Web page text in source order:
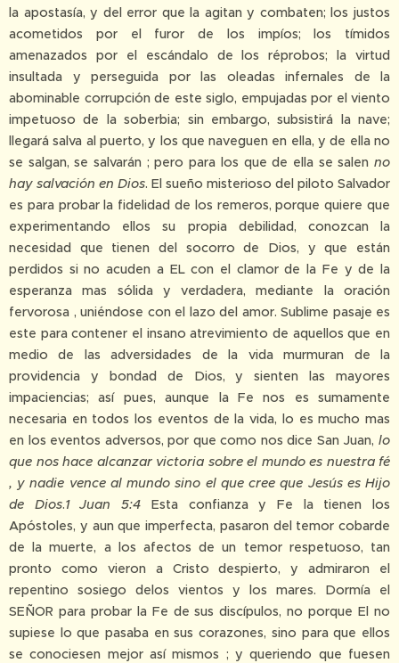
la apostasía, y del error que la agitan y combaten; los justos
acometidos por el furor de los impíos; los tímidos
amenazados por el escándalo de los réprobos; la virtud
insultada y perseguida por las oleadas infernales de la
abominable corrupción de este siglo, empujadas por el viento
impetuoso de la soberbia; sin embargo, subsistirá la nave;
llegará salva al puerto, y los que naveguen en ella, y de ella no
se salgan, se salvarán ; pero para los que de ella se salen no
hay salvación en Dios. El sueño misterioso del piloto Salvador
es para probar la fidelidad de los remeros, porque quiere que
experimentando ellos su propia debilidad, conozcan la
necesidad que tienen del socorro de Dios, y que están
perdidos si no acuden a EL con el clamor de la Fe y de la
esperanza mas sólida y verdadera, mediante la oración
fervorosa , uniéndose con el lazo del amor. Sublime pasaje es
este para contener el insano atrevimiento de aquellos que en
medio de las adversidades de la vida murmuran de la
providencia y bondad de Dios, y sienten las mayores
impaciencias; así pues, aunque la Fe nos es sumamente
necesaria en todos los eventos de la vida, lo es mucho mas
en los eventos adversos, por que como nos dice San Juan, lo
que nos hace alcanzar victoria sobre el mundo es nuestra fé
, y nadie vence al mundo sino el que cree que Jesús es Hijo
de Dios.1 Juan 5:4 Esta confianza y Fe la tienen los
Apóstoles, y aun que imperfecta, pasaron del temor cobarde
de la muerte, a los afectos de un temor respetuoso, tan
pronto como vieron a Cristo despierto, y admiraron el
repentino sosiego delos vientos y los mares. Dormía el
SEÑOR para probar la Fe de sus discípulos, no porque El no
supiese lo que pasaba en sus corazones, sino para que ellos
se conociesen mejor así mismos ; y queriendo que fuesen